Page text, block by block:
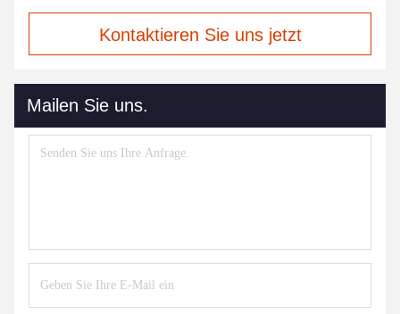
Kontaktieren Sie uns jetzt
Mailen Sie uns.